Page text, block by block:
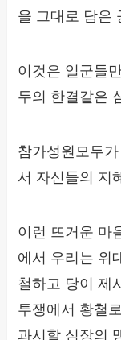
을 그대로 담은
이것은 일군들
두의 한결같은
참가성원모두
서 자신들의 지
이런 뜨거운 마
에서 우리는 위
철하고 당이 제
투쟁에서 황철
과시할 심장의